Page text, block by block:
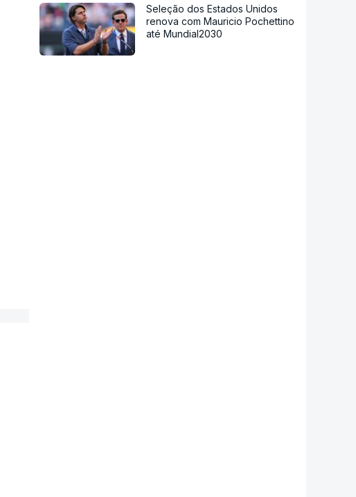
Seleção dos Estados Unidos
renova com Mauricio Pochettino
até Mundial2030